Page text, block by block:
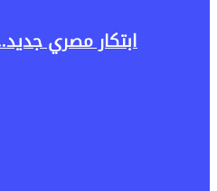
ابتكار مصري